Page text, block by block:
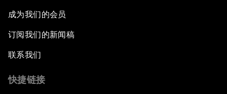
成为我们的会员
订阅我们的新闻稿
联系我们
快捷链接